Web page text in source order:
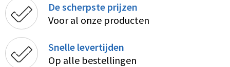
De scherpste prijzen
Voor al onze producten
Snelle levertijden
Op alle bestellingen